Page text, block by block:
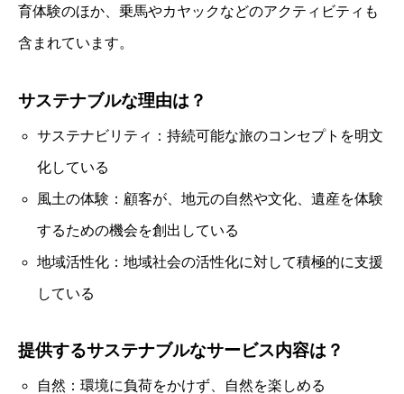
育体験のほか、乗馬やカヤックなどのアクティビティも
含まれています。
サステナブルな理由は？
サステナビリティ：持続可能な旅のコンセプトを明文
化している
風土の体験：顧客が、地元の自然や文化、遺産を体験
するための機会を創出している
地域活性化：地域社会の活性化に対して積極的に支援
している
提供するサステナブルなサービス内容は？
自然：環境に負荷をかけず、自然を楽しめる